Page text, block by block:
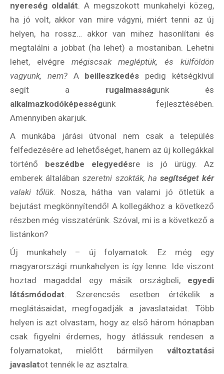
nyereség oldalát. A megszokott munkahelyi közeg,
ha jó volt, akkor van mire vágyni, miért tenni az új
helyen, ha rossz… akkor van mihez hasonlítani és
megtalálni a jobbat (ha lehet) a mostaniban. Lehetni
lehet, elvégre mégiscsak megléptük, és külföldön
vagyunk, nem?A beilleszkedés pedig kétségkívül
segít a rugalmasságunk és
alkalmazkodóképességünk fejlesztésében.
Amennyiben akarjuk.
A munkába járási útvonal nem csak a település
felfedezésére ad lehetőséget, hanem az új kollegákkal
történő beszédbe elegyedésre is jó ürügy. Az
emberek általában szeretni szokták, ha segítséget kér
valaki tőlük. Nosza, hátha van valami jó ötletük a
bejutást megkönnyítendő! A kollegákhoz a következő
részben még visszatérünk. Szóval, mi is a következő a
listánkon?
Új munkahely – új folyamatok. Ez még egy
magyarországi munkahelyen is így lenne. Ide viszont
hoztad magaddal egy másik országbeli, egyedi
látásmódodat. Szerencsés esetben értékelik a
meglátásaidat, megfogadják a javaslataidat. Több
helyen is azt olvastam, hogy az első három hónapban
csak figyelni érdemes, hogy átlássuk rendesen a
folyamatokat, mielőtt bármilyen változtatási
javaslatot tennék le az asztalra.